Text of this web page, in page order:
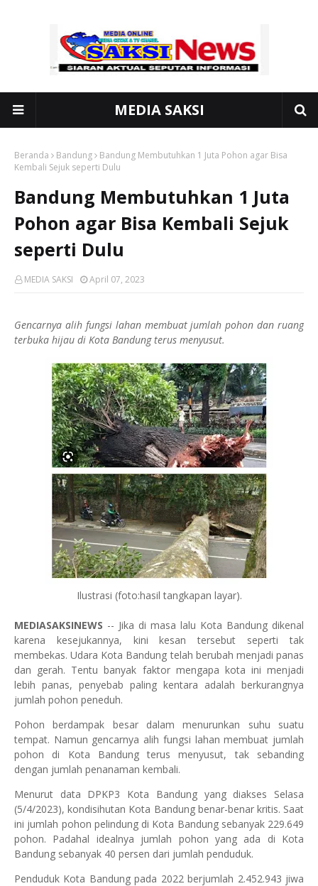
MEDIA SAKSI
Beranda Bandung
Bandung Membutuhkan 1 Juta Pohon agar Bisa
Kembali Sejuk seperti Dulu
Bandung Membutuhkan 1 Juta
Pohon agar Bisa Kembali Sejuk
seperti Dulu
MEDIA SAKSI April 07, 2023
Gencarnya alih fungsi lahan membuat jumlah pohon dan ruang
terbuka hijau di Kota Bandung terus menyusut.
Ilustrasi (foto:hasil tangkapan layar).
MEDIASAKSINEWS -- Jika di masa lalu Kota Bandung dikenal
karena kesejukannya, kini kesan tersebut seperti tak
membekas. Udara Kota Bandung telah berubah menjadi panas
dan gerah. Tentu banyak faktor mengapa kota ini menjadi
lebih panas, penyebab paling kentara adalah berkurangnya
jumlah pohon peneduh.
Pohon berdampak besar dalam menurunkan suhu suatu
tempat. Namun gencarnya alih fungsi lahan membuat jumlah
pohon di Kota Bandung terus menyusut, tak sebanding
dengan jumlah penanaman kembali.
Menurut data DPKP3 Kota Bandung yang diakses Selasa
(5/4/2023), kondisihutan Kota Bandung benar-benar kritis. Saat
ini jumlah pohon pelindung di Kota Bandung sebanyak 229.649
pohon. Padahal idealnya jumlah pohon yang ada di Kota
Bandung sebanyak 40 persen dari jumlah penduduk.
Penduduk Kota Bandung pada 2022 berjumlah 2.452.943 jiwa